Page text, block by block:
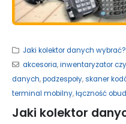
Jaki kolektor danych wybrać?
akcesoria,inwentaryzator
danych,podzespoły,skaner
terminal mobilny,łączność
Jaki kolektor